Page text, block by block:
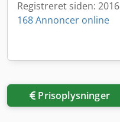
Registreret siden: 2016
168 Annoncer online
Prisoplysninger